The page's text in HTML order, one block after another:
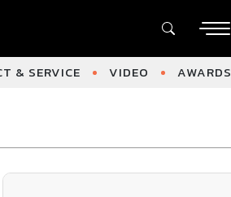
& SERVICE VIDEO AWARDS